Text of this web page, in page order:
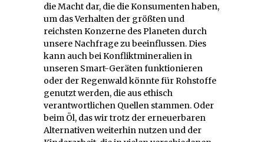
die Macht dar, die die Konsumenten haben,
um das Verhalten der größten und
reichsten Konzerne des Planeten durch
unsere Nachfrage zu beeinflussen. Dies
kann auch bei Konfliktmineralien in
unseren Smart-Geräten funktionieren
oder der Regenwald könnte für Rohstoffe
genutzt werden, die aus ethisch
verantwortlichen Quellen stammen. Oder
beim Öl, das wir trotz der erneuerbaren
Alternativen weiterhin nutzen und der